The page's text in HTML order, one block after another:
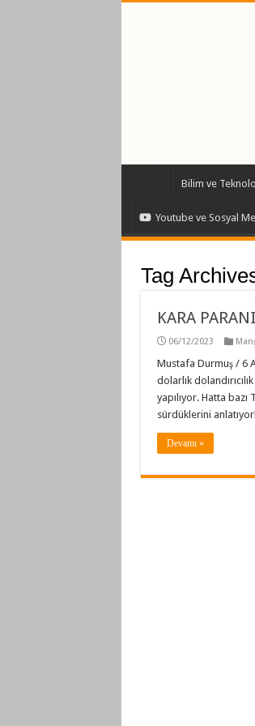
Bilim ve
Youtube ve Sosyal
Tag
KARA
06/12/2023
Mustafa Durmuş / 6
dolarlık
yapılıyor. Hatta
sürdüklerini
Devamı »